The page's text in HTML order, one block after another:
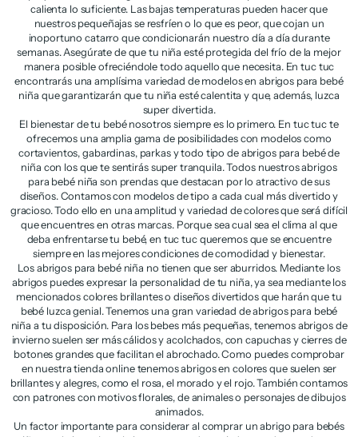
calienta lo suficiente. Las bajas temperaturas pueden hacer que
nuestros pequeñajas se resfríen o lo que es peor, que cojan un
inoportuno catarro que condicionarán nuestro día a día durante
semanas. Asegúrate de que tu niña esté protegida del frío de la mejor
manera posible ofreciéndole todo aquello que necesita. En tuc tuc
encontrarás una amplísima variedad de modelos en abrigos para bebé
niña que garantizarán que tu niña esté calentita y que, además, luzca
super divertida.
El bienestar de tu bebé nosotros siempre es lo primero. En tuc tuc te
ofrecemos una amplia gama de posibilidades con modelos como
cortavientos, gabardinas, parkas y todo tipo de abrigos para bebé de
niña con los que te sentirás super tranquila. Todos nuestros abrigos
para bebé niña son prendas que destacan por lo atractivo de sus
diseños. Contamos con modelos de tipo a cada cual más divertido y
gracioso. Todo ello en una amplitud y variedad de colores que será difícil
que encuentres en otras marcas. Porque sea cual sea el clima al que
deba enfrentarse tu bebé, en tuc tuc queremos que se encuentre
siempre en las mejores condiciones de comodidad y bienestar.
Los abrigos para bebé niña no tienen que ser aburridos. Mediante los
abrigos puedes expresar la personalidad de tu niña, ya sea mediante los
mencionados colores brillantes o diseños divertidos que harán que tu
bebé luzca genial. Tenemos una gran variedad de abrigos para bebé
niña a tu disposición. Para los bebes más pequeñas, tenemos abrigos de
invierno suelen ser más cálidos y acolchados, con capuchas y cierres de
botones grandes que facilitan el abrochado. Como puedes comprobar
en nuestra tienda online tenemos abrigos en colores que suelen ser
brillantes y alegres, como el rosa, el morado y el rojo. También contamos
con patrones con motivos florales, de animales o personajes de dibujos
animados.
Un factor importante para considerar al comprar un abrigo para bebés